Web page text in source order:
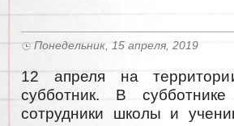
Понедельник, 15 апреля, 2019
12 апреля на
субботник. В
сотрудники школы и